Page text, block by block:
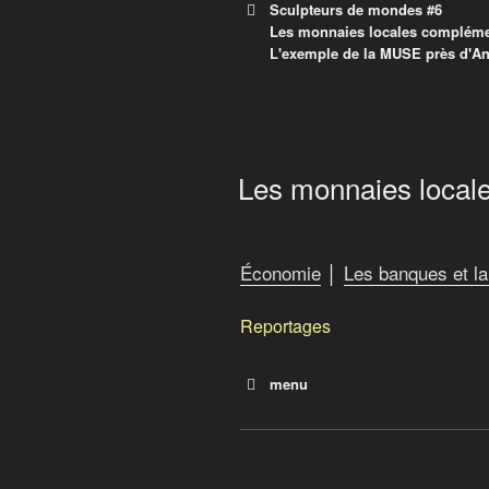
Sculpteurs de mondes #6
Les monnaies locales
L'exemple de la MUSE près
l’exemple de la MUSE près
Les monnaies
Économie │ Les banques et
Reportages
menu